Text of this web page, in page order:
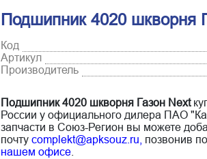
Подшипник 4020 шкворня
Код
Артикул
Производитель
Подшипник 4020 шкворня Газон Next
России у официального дилера ПАО
запчасти в Союз-Регион вы можете
почту complekt@apksouz.ru, позвонив
нашем офисе